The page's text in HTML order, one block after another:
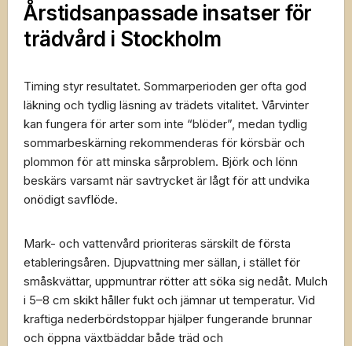
Årstidsanpassade insatser för
trädvård i Stockholm
Timing styr resultatet. Sommarperioden ger ofta god
läkning och tydlig läsning av trädets vitalitet. Vårvinter
kan fungera för arter som inte “blöder”, medan tydlig
sommarbeskärning rekommenderas för körsbär och
plommon för att minska sårproblem. Björk och lönn
beskärs varsamt när savtrycket är lågt för att undvika
onödigt savflöde.
Mark- och vattenvård prioriteras särskilt de första
etableringsåren. Djupvattning mer sällan, i stället för
småskvättar, uppmuntrar rötter att söka sig nedåt. Mulch
i 5–8 cm skikt håller fukt och jämnar ut temperatur. Vid
kraftiga nederbördstoppar hjälper fungerande brunnar
och öppna växtbäddar både träd och